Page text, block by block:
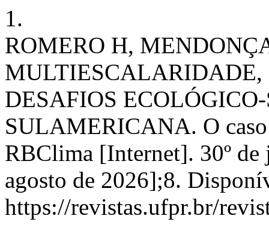
1.
ROMERO H,
MULTIESCALARIDADE,
DESAFIOS
SULAMERICANA. O caso
RBClima [Internet]. 30º de
agosto de 2026];8.
https://revistas.ufpr.br/